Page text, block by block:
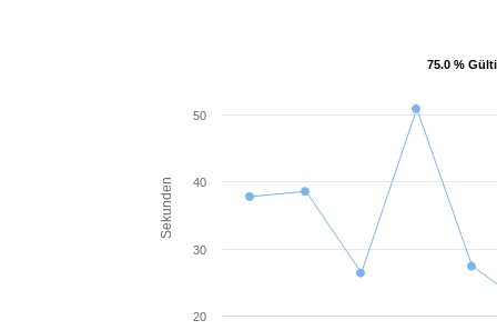
75.0 %
75.0 %
Sekunden
20
30
40
50